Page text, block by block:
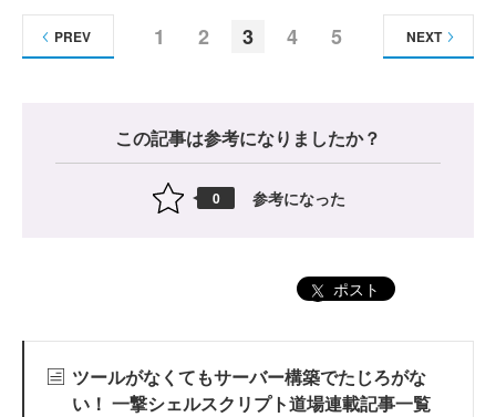
1 2 3 4 5
PREV NEXT
この記事は参考になりましたか？
0 参考になった
ポスト
ツールがなくてもサーバー構築でたじろがな
い！ 一撃シェルスクリプト道場連載記事一覧